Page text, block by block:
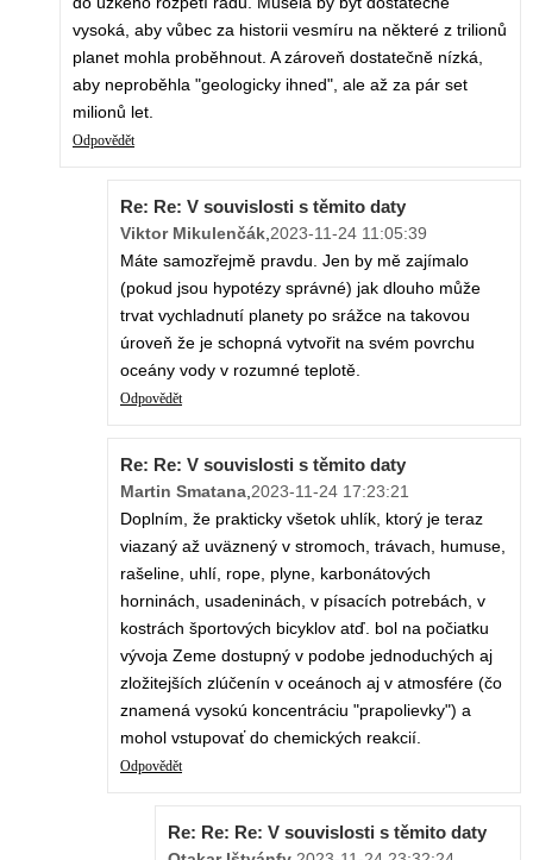
vysoká, aby vůbec za historii vesmíru na některé z trilionů
planet mohla proběhnout. A zároveň dostatečně nízká,
aby neproběhla "geologicky ihned", ale až za pár set
milionů let.
Odpovědět
Re: Re: V souvislosti s těmito daty
Viktor Mikulenčák 2023-11-24 11:05:39
Máte samozřejmě pravdu. Jen by mě zajímalo
(pokud jsou hypotézy správné) jak dlouho může
trvat vychladnutí planety po srážce na takovou
úroveň že je schopná vytvořit na svém povrchu
oceány vody v rozumné teplotě.
Odpovědět
Re: Re: V souvislosti s těmito daty
Martin Smatana 2023-11-24 17:23:21
Doplním, že prakticky všetok uhlík, ktorý je teraz
viazaný až uväznený v stromoch, trávach, humuse,
rašeline, uhlí, rope, plyne, karbonátových
horninách, usadeninách, v písacích potrebách, v
kostrách športových bicyklov atď. bol na počiatku
vývoja Zeme dostupný v podobe jednoduchých aj
zložitejších zlúčenín v oceánoch aj v atmosfére (čo
znamená vysokú koncentráciu "prapolievky") a
mohol vstupovať do chemických reakcií.
Odpovědět
Re: Re: Re: V souvislosti s těmito daty